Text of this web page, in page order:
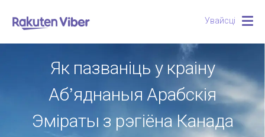
Увайсці
Як пазваніць у краіну
Аб’яднаныя Арабскія
Эміраты з рэгіёна Канада